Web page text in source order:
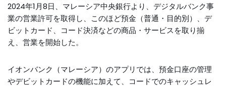
2024年1月8日、マレーシア中央銀行より、デジタルバンク事
業の営業許可を取得し、このほど預金（普通・目的別）、デ
ビットカード、コード決済などの商品・サービスを取り揃
え、営業を開始した。
イオンバンク（マレーシア）のアプリでは、預金口座の管理
やデビットカードの機能に加えて、コードでのキャッシュレ